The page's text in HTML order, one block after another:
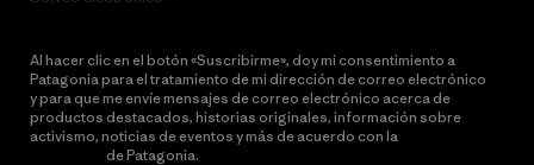
Al hacer clic en el botón «Suscribirme», doy mi consentimiento a
Patagonia para el tratamiento de mi dirección de correo electrónico
y para que me envíe mensajes de correo electrónico acerca de
productos destacados, historias originales, información sobre
activismo, noticias de eventos y más de acuerdo con la
de Patagonia.